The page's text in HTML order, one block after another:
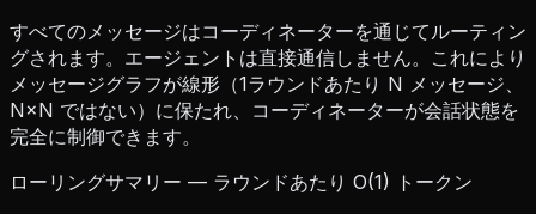
すべてのメッセージはコーディネーターを通じてルーティン
グされます。エージェントは直接通信しません。これにより
メッセージグラフが線形（1ラウンドあたり N メッセージ、
N×N ではない）に保たれ、コーディネーターが会話状態を
完全に制御できます。
ローリングサマリー — ラウンドあたり O(1) トークン